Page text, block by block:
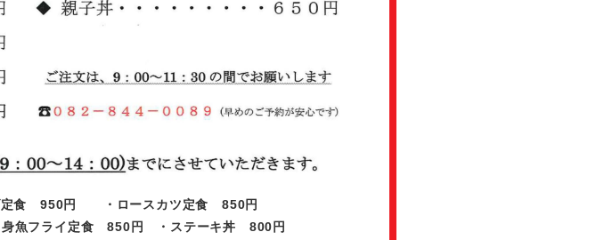
食 950円 ・ロースカツ定食 850円
魚フライ定食 850円 ・ステーキ丼 800円